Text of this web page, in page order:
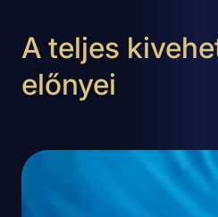
A teljes
előnyei